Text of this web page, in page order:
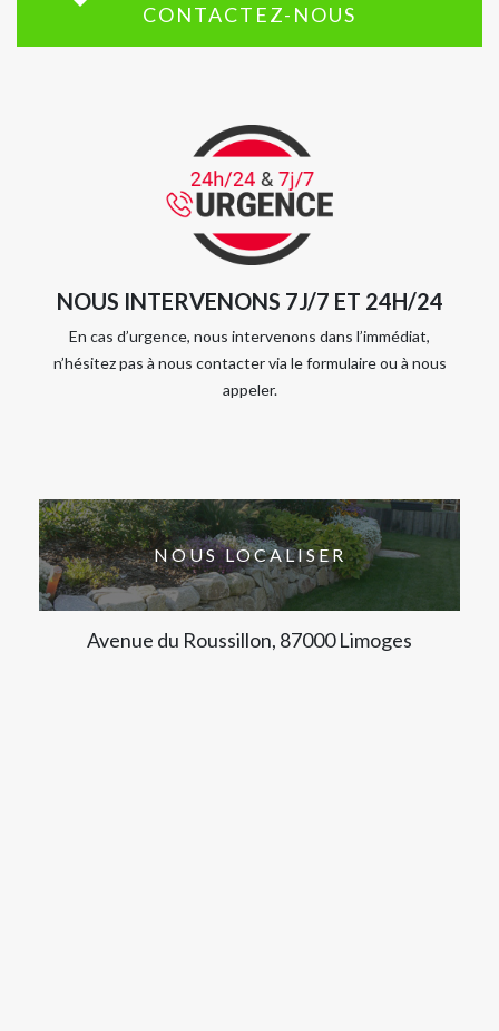
CONTACTEZ-NOUS
NOUS INTERVENONS 7J/7 ET 24H/24
En cas d’urgence, nous intervenons dans l’immédiat,
n’hésitez pas à nous contacter via le formulaire ou à nous
appeler.
NOUS LOCALISER
Avenue du Roussillon, 87000 Limoges